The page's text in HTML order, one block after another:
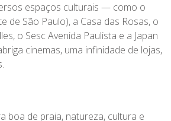
espaços culturais — como o
de São Paulo), a Casa das Rosas, o
o Sesc Avenida Paulista e a Japan
cinemas, uma infinidade de lojas,
boa de praia, natureza, cultura e